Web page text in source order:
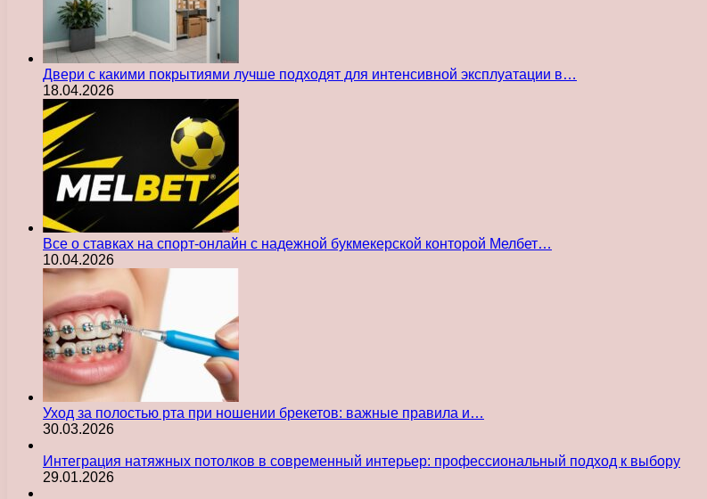
Двери с какими покрытиями лучше подходят для интенсивной эксплуатации в…
18.04.2026
Все о ставках на спорт-онлайн с надежной букмекерской конторой Мелбет…
10.04.2026
Уход за полостью рта при ношении брекетов: важные правила и…
30.03.2026
Интеграция натяжных потолков в современный интерьер: профессиональный подход к выбору
29.01.2026